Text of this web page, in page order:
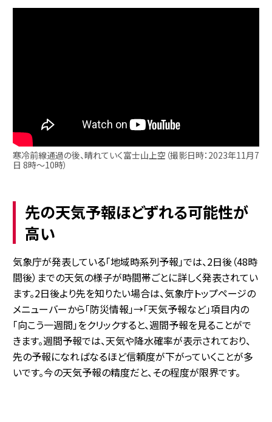
寒冷前線通過の後、晴れていく富士山上空（撮影日時：2023年11月7
日 8時～10時）
先の天気予報ほどずれる可能性が
高い
気象庁が発表している「地域時系列予報」では、2日後（48時
間後）までの天気の様子が時間帯ごとに詳しく発表されてい
ます。2日後より先を知りたい場合は、気象庁トップページの
メニューバーから「防災情報」→「天気予報など」項目内の
「向こう一週間」をクリックすると、週間予報を見ることがで
きます。週間予報では、天気や降水確率が表示されており、
先の予報になればなるほど信頼度が下がっていくことが多
いです。今の天気予報の精度だと、その程度が限界です。